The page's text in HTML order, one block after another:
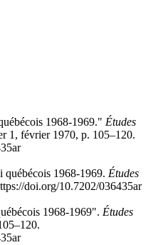
1968-1969." Études
1, février 1970, p. 105–120.
québécois 1968-1969. Études
doi.org/10.7202/036435ar
1968-1969". Études